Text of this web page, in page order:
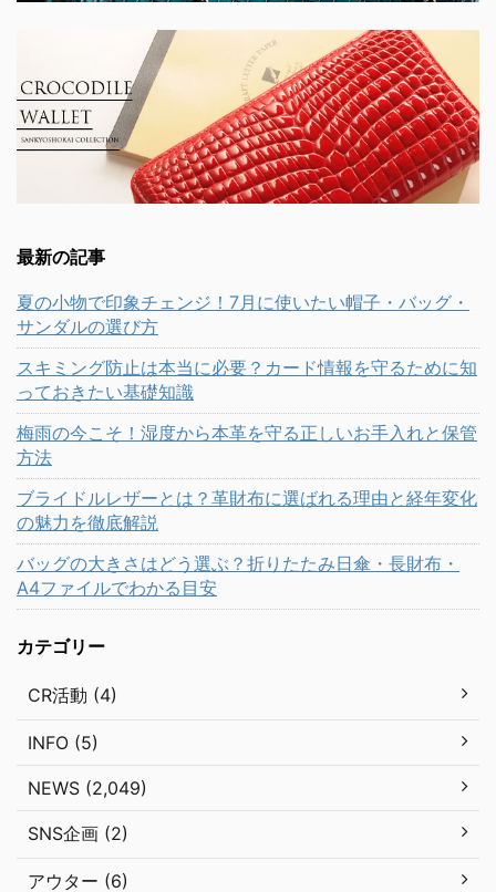
最新の記事
夏の小物で印象チェンジ！7月に使いたい帽子・バッグ・
サンダルの選び方
スキミング防止は本当に必要？カード情報を守るために知
っておきたい基礎知識
梅雨の今こそ！湿度から本革を守る正しいお手入れと保管
方法
ブライドルレザーとは？革財布に選ばれる理由と経年変化
の魅力を徹底解説
バッグの大きさはどう選ぶ？折りたたみ日傘・長財布・
A4ファイルでわかる目安
カテゴリー
CR活動 (4)
INFO (5)
NEWS (2,049)
SNS企画 (2)
アウター (6)